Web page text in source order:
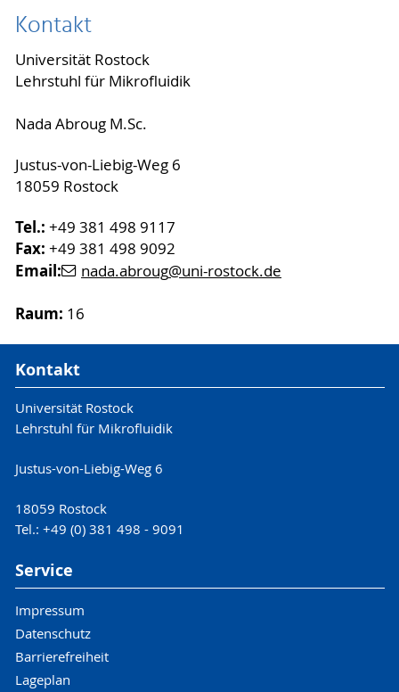
Kontakt
Universität Rostock
Lehrstuhl für Mikrofluidik
Nada Abroug M.Sc.
Justus-von-Liebig-Weg 6
18059 Rostock
Tel.: +49 381 498 9117
Fax: +49 381 498 9092
Email: nada.abroug@uni-rostock.de
Raum: 16
Kontakt
Universität Rostock
Lehrstuhl für Mikrofluidik
Justus-von-Liebig-Weg 6
18059 Rostock
Tel.: +49 (0) 381 498 - 9091
Service
Impressum
Datenschutz
Barrierefreiheit
Lageplan